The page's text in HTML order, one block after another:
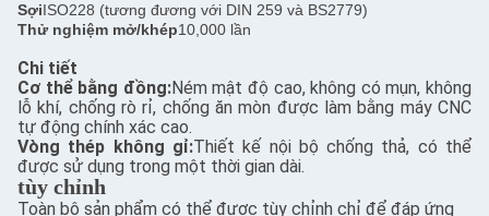
SợiISO228 (tương đương với DIN 259 và BS2779)
Thử nghiệm mở/khép10,000 lần
Chi tiết
Cơ thể bằng đồng:Ném mật độ cao, không có mụn, không
lỗ khí, chống rò rỉ, chống ăn mòn được làm bằng máy CNC
tự động chính xác cao.
Vòng thép không gỉ:Thiết kế nội bộ chống thả, có thể
được sử dụng trong một thời gian dài.
tùy chỉnh
Toàn bộ sản phẩm có thể được tùy chỉnh chỉ để đáp ứng